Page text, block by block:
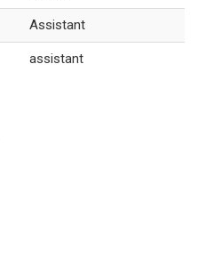
Assistant
assistant